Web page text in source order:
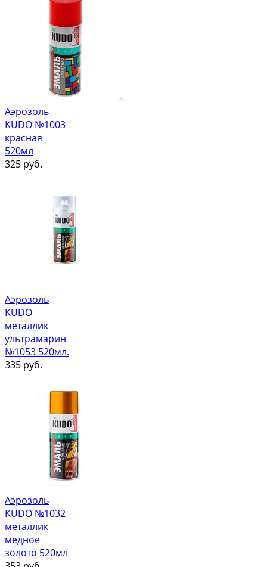
Аэрозоль
KUDO №1003
красная
520мл
325 руб.
Аэрозоль
KUDO
металлик
ультрамарин
№1053 520мл.
335 руб.
Аэрозоль
KUDO №1032
металлик
медное
золото 520мл